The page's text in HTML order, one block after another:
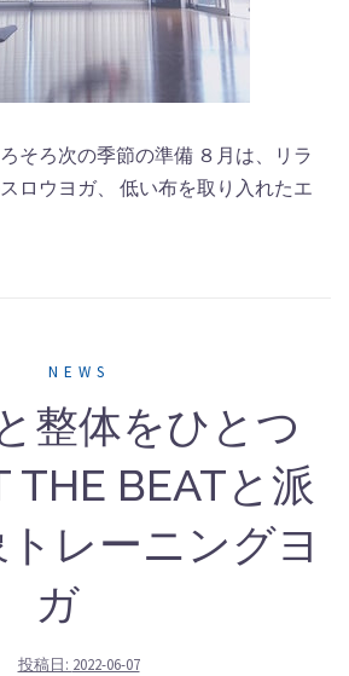
そろ次の季節の準備 ８月は、リラ
ロウヨガ、 低い布を取り入れたエ
NEWS
整体をひとつ
THE BEATと派
レーニングヨ
ガ
投稿日: 2022-06-07